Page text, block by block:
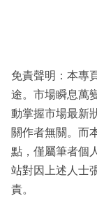
免責聲明：本專
途。市場瞬息萬
動掌握市場最新
關作者無關。而
點，僅屬筆者個
站對因上述人士
責。